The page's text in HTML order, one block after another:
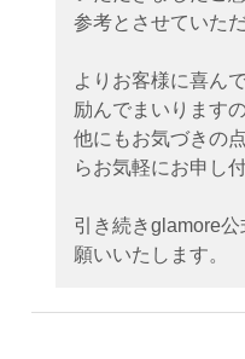
参考とさせていた
よりお客様に喜ん
励んでまいりますの
他にもお気づきの
らお気軽にお申し
引き続きglamore
願いいたします。